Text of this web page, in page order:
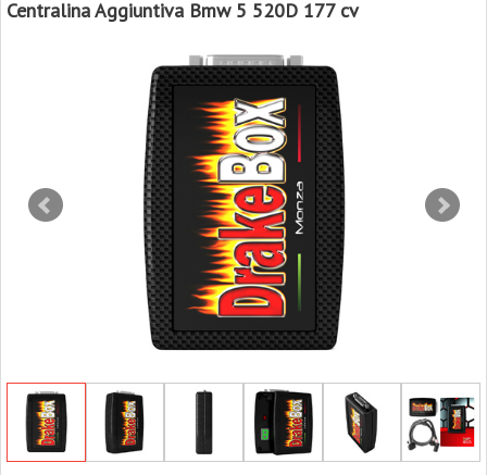
Centralina Aggiuntiva Bmw 5 520D 177 cv